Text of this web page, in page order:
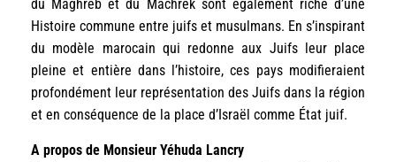
du Maghreb et du Machrek sont également riche d’une
Histoire commune entre juifs et musulmans. En s’inspirant
du modèle marocain qui redonne aux Juifs leur place
pleine et entière dans l’histoire, ces pays modifieraient
profondément leur représentation des Juifs dans la région
et en conséquence de la place d’Israël comme État juif.
A propos de Monsieur Yéhuda Lancry